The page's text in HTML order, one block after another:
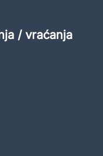
/ vraćanja